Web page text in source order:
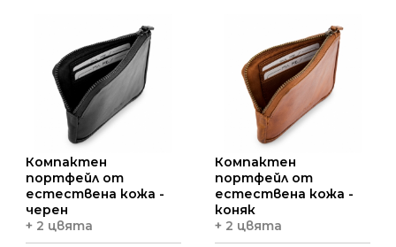
Компактен
портфейл от
естествена кожа -
черен
+ 2 цвята
Компактен
портфейл от
естествена кожа -
коняк
+ 2 цвята